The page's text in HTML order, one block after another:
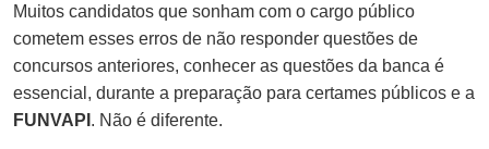
Muitos candidatos que sonham com o cargo público
cometem esses erros de não responder questões de
concursos anteriores, conhecer as questões da banca é
essencial, durante a preparação para certames públicos e a
FUNVAPI . Não é diferente.